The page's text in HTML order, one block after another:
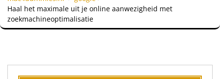
Haal het maximale uit je online aanwezigheid met
zoekmachineoptimalisatie